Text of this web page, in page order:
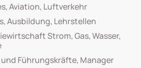
Aviation, Luftverkehr
Ausbildung, Lehrstellen
Strom, Gas, Wasser,
Führungskräfte, Manager